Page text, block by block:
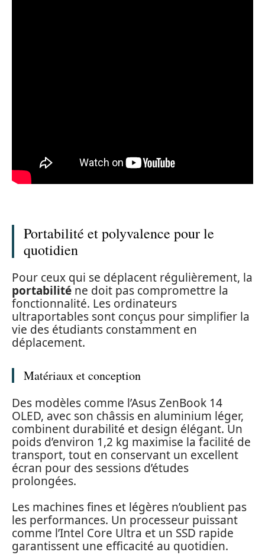
Portabilité et polyvalence pour le
quotidien
Pour ceux qui se déplacent régulièrement, la
portabilité ne doit pas compromettre la
fonctionnalité. Les ordinateurs
ultraportables sont conçus pour simplifier la
vie des étudiants constamment en
déplacement.
Matériaux et conception
Des modèles comme l’Asus ZenBook 14
OLED, avec son châssis en aluminium léger,
combinent durabilité et design élégant. Un
poids d’environ 1,2 kg maximise la facilité de
transport, tout en conservant un excellent
écran pour des sessions d’études
prolongées.
Les machines fines et légères n’oublient pas
les performances. Un processeur puissant
comme l’Intel Core Ultra et un SSD rapide
garantissent une efficacité au quotidien.